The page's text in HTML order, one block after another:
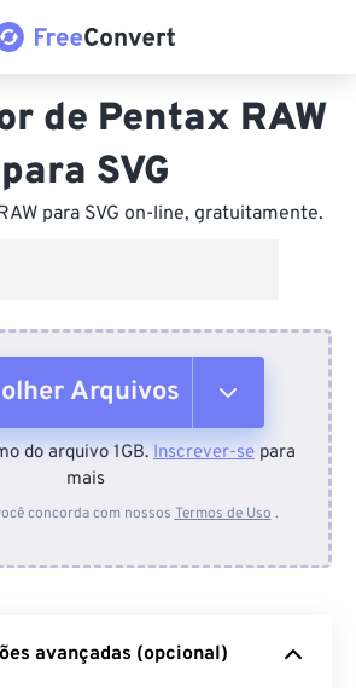
de Pentax RAW
para SVG
para SVG on-line, gratuitamente.
Arquivos
dispositivo
Google Drive
do arquivo 1GB. Inscrever-se para
mais
concorda com nossos Termos de Uso .
avançadas (opcional)